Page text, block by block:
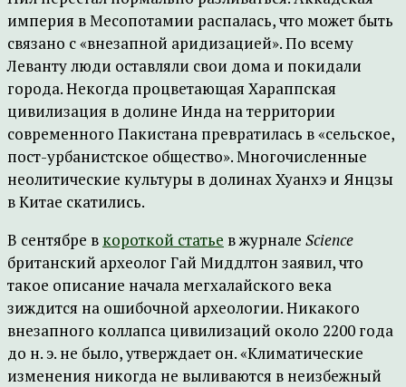
империя в Месопотамии распалась, что может быть
связано с «внезапной аридизацией». По всему
Леванту люди оставляли свои дома и покидали
города. Некогда процветающая Хараппская
цивилизация в долине Инда на территории
современного Пакистана превратилась в «сельское,
пост-урбанистское общество». Многочисленные
неолитические культуры в долинах Хуанхэ и Янцзы
в Китае скатились.
В сентябре в короткой статье в журнале Science
британский археолог Гай Миддлтон заявил, что
такое описание начала мегхалайского века
зиждится на ошибочной археологии. Никакого
внезапного коллапса цивилизаций около 2200 года
до н. э. не было, утверждает он. «Климатические
изменения никогда не выливаются в неизбежный